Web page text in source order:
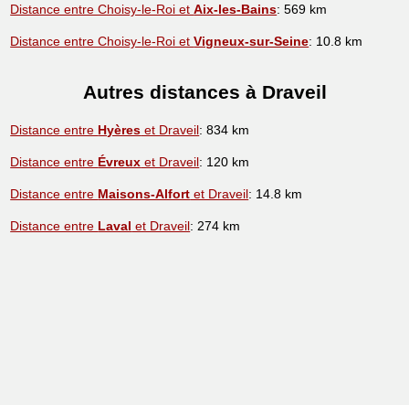
Distance entre Choisy-le-Roi etAix-les-Bains: 569 km
Distance entre Choisy-le-Roi etVigneux-sur-Seine: 10.8 km
Autres distances à Draveil
Distance entre Hyères et Draveil: 834 km
Distance entre Évreux et Draveil: 120 km
Distance entre Maisons-Alfort et Draveil: 14.8 km
Distance entre Laval et Draveil: 274 km